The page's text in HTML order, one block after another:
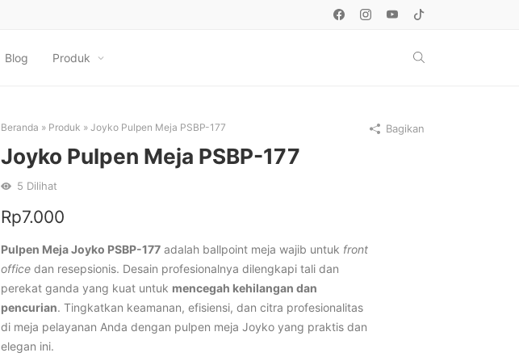
Blog Produk
Beranda » Produk » Joyko Pulpen Meja PSBP-177
Joyko Pulpen Meja PSBP-177
5 Dilihat
Rp7.000
Pulpen Meja Joyko PSBP-177 adalah ballpoint meja wajib untuk front
office dan resepsionis. Desain profesionalnya dilengkapi tali dan
perekat ganda yang kuat untuk mencegah kehilangan dan
pencurian. Tingkatkan keamanan, efisiensi, dan citra profesionalitas
di meja pelayanan Anda dengan pulpen meja Joyko yang praktis dan
elegan ini.
Bagikan